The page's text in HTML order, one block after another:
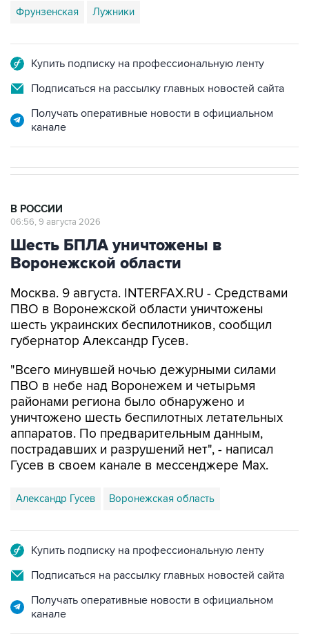
Фрунзенская Лужники
Купить подписку на профессиональную ленту
Подписаться на рассылку главных новостей сайта
Получать оперативные новости в официальном
канале
В РОССИИ
06:56, 9 августа 2026
Шесть БПЛА уничтожены в
Воронежской области
Москва. 9 августа. INTERFAX.RU - Средствами
ПВО в Воронежской области уничтожены
шесть украинских беспилотников, сообщил
губернатор Александр Гусев.
"Всего минувшей ночью дежурными силами
ПВО в небе над Воронежем и четырьмя
районами региона было обнаружено и
уничтожено шесть беспилотных летательных
аппаратов. По предварительным данным,
пострадавших и разрушений нет", - написал
Гусев в своем канале в мессенджере Max.
Александр Гусев Воронежская область
Купить подписку на профессиональную ленту
Подписаться на рассылку главных новостей сайта
Получать оперативные новости в официальном
канале